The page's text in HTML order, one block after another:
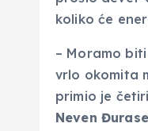
koliko će
– Moramo
vrlo okomita
primio je
Neven